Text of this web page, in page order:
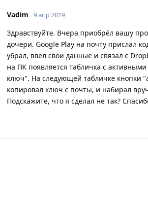
Vadim 9 апр 2019
Здравствуйте. Вчера приобрёл вашу
дочери. Google Play на почту прислал
убрал, ввёл свои данные и связал с
на ПК появляется табличка с
ключ". На следующей табличке кнопки
копировал ключ с почты, и набирал
Подскажите, что я сделал не так?